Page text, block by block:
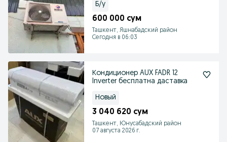
Б/у
600 000 сум
Ташкент, Яшнабадский район
Сегодня в 06:03
Кондиционер AUX FADR 12
Inverter бесплатна даставка
Новый
3 040 620 сум
Ташкент, Юнусабадский район
07 августа 2026 г.